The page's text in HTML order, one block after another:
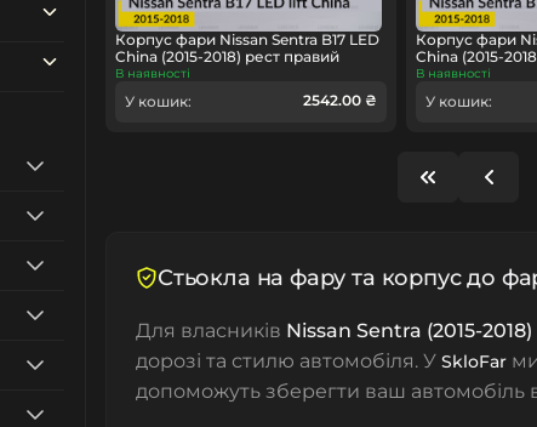
Корпус фари Nissan Sentra B17 LED
China (2015-2018) рест правий
В наявності
У кошик: 2542.00 ₴
Корпус фари
China (2015-
В наявності
У кошик:
Стьокла на фару та корпус до
Для власників Nissan Sentra (2015-2018)
дорозі та стилю автомобіля. У SkloFar
допоможуть зберегти ваш автомобіль